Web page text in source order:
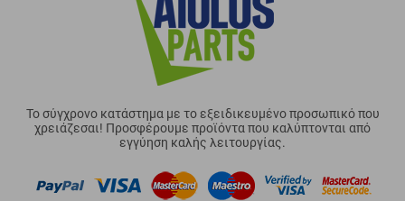
Το σύγχρονο κατάστημα με το εξειδικευμένο προσωπικό που
χρειάζεσαι! Προσφέρουμε προϊόντα που καλύπτονται από
εγγύηση καλής λειτουργίας.